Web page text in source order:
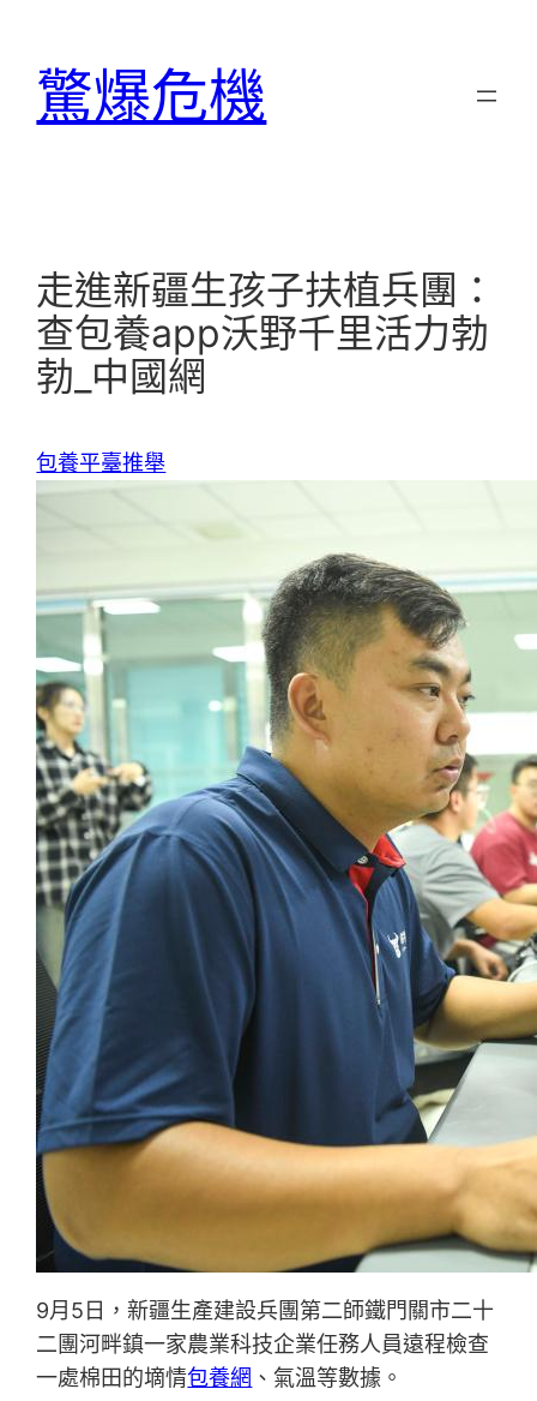
驚爆危機
走進新疆生孩子扶植兵團：
查包養app沃野千里活力勃
勃_中國網
包養平臺推舉
9月5日，新疆生產建設兵團第二師鐵門關市二十
二團河畔鎮一家農業科技企業任務人員遠程檢查
一處棉田的墑情包養網 、氣溫等數據。